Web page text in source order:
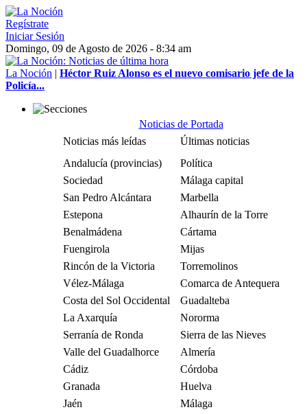
Regístrate
Iniciar Sesión
Domingo, 09 de Agosto de 2026 - 8:34 am
La Noción | Héctor Ruiz Alonso es el nuevo comisario jefe de la
Policía...
Noticias de Portada
Noticias más leídas
Últimas noticias
Andalucía (provincias)
Política
Sociedad
Málaga capital
San Pedro Alcántara
Marbella
Estepona
Alhaurín de la Torre
Benalmádena
Cártama
Fuengirola
Mijas
Rincón de la Victoria
Torremolinos
Vélez-Málaga
Comarca de Antequera
Costa del Sol Occidental
Guadalteba
La Axarquía
Nororma
Serranía de Ronda
Sierra de las Nieves
Valle del Guadalhorce
Almería
Cádiz
Córdoba
Granada
Huelva
Jaén
Málaga